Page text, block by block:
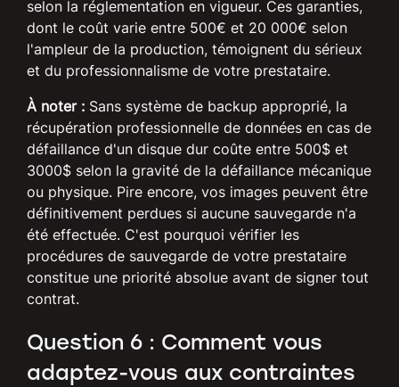
selon la réglementation en vigueur. Ces garanties,
dont le coût varie entre 500€ et 20 000€ selon
l'ampleur de la production, témoignent du sérieux
et du professionnalisme de votre prestataire.
À noter :Sans système de backup approprié, la
récupération professionnelle de données en cas de
défaillance d'un disque dur coûte entre 500$ et
3000$ selon la gravité de la défaillance mécanique
ou physique. Pire encore, vos images peuvent être
définitivement perdues si aucune sauvegarde n'a
été effectuée. C'est pourquoi vérifier les
procédures de sauvegarde de votre prestataire
constitue une priorité absolue avant de signer tout
contrat.
Question 6 : Comment vous
adaptez-vous aux contraintes